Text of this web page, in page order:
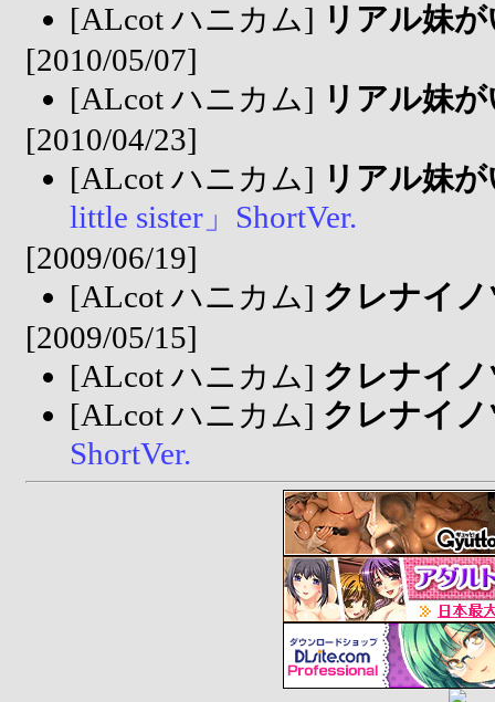
[ALcot ハニカム] リアル妹
[2010/05/07]
[ALcot ハニカム] リアル妹
[2010/04/23]
[ALcot ハニカム] リアル妹
little sister」ShortVer.
[2009/06/19]
[ALcot ハニカム] クレナイ
[2009/05/15]
[ALcot ハニカム] クレナイ
[ALcot ハニカム] クレナイ
ShortVer.